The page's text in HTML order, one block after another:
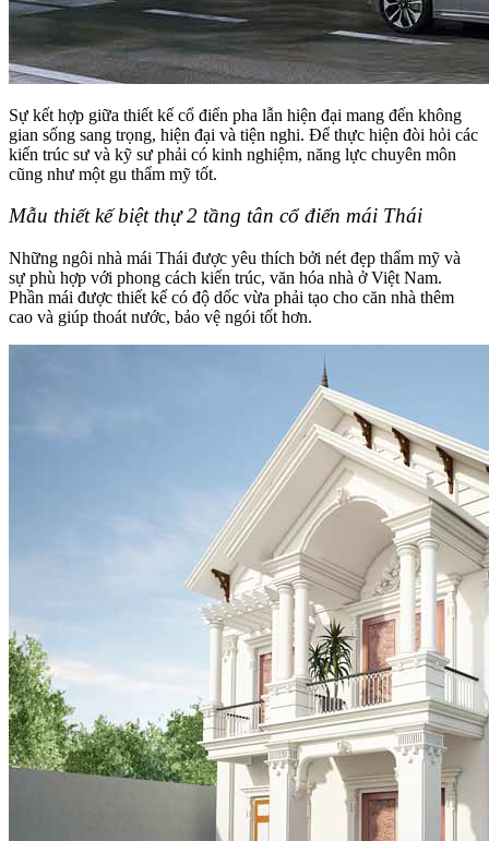
Sự kết hợp giữa thiết kế cổ điển pha lẫn hiện đại mang đến không
gian sống sang trọng, hiện đại và tiện nghi. Để thực hiện đòi hỏi các
kiến trúc sư và kỹ sư phải có kinh nghiệm, năng lực chuyên môn
cũng như một gu thẩm mỹ tốt.
Mẫu thiết kế biệt thự 2 tầng tân cổ điển mái Thái
Những ngôi nhà mái Thái được yêu thích bởi nét đẹp thẩm mỹ và
sự phù hợp với phong cách kiến trúc, văn hóa nhà ở Việt Nam.
Phần mái được thiết kế có độ dốc vừa phải tạo cho căn nhà thêm
cao và giúp thoát nước, bảo vệ ngói tốt hơn.